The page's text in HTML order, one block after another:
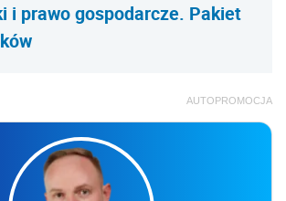
i prawo gospodarcze. Pakiet
AUTOPROMOCJA